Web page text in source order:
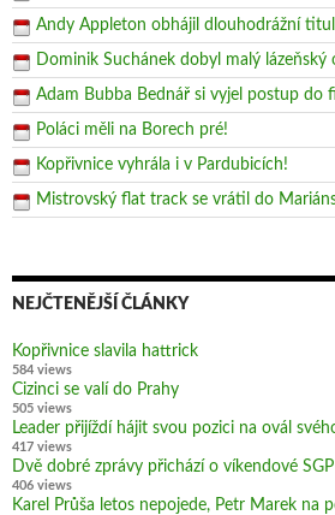
Andy Appleton obhájil dlouhodrážní
Dominik Suchánek dobyl malý lázeňský
Adam Bubba Bednář si vyjel postup do
Poláci měli na Borech pré!
Kopřivnice vyhrála i v Pardubicích!
Mistrovský flat track se vrátil do
NEJČTENĚJŠÍ ČLÁNKY
Kopřivnice slavila hattrick
584 views
Cizinci se valí do Prahy
505 views
Leader přijíždí hájit svou pozici na ovál
417 views
Dvě dobré zprávy přichází o víkendové
406 views
Karel Průša letos nepojede, Petr Marek na